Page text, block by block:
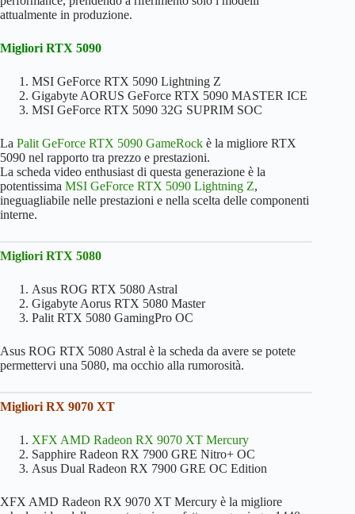
RTX 5060 Ti
(16GB)
601 180W –
RX 9060 XT
(16GB)
596 160W –
RX 7700 XT 595.6 245W
RTX 4060 Ti
RTX 3070 Ti 583.2 220W –
RTX 3070 572.1 250W
RX 6700 XT 541.2 230W
RTX 5060 Ti
(8GB)
530.5
RTX 3060 Ti 511.8 200W
RTX 2080
attualmente in produzione.
Migliori RTX 5090
MSI GeForce RTX 5090 Lightning Z
Gigabyte AORUS GeForce RTX 5090 MASTER ICE
MSI GeForce RTX 5090 32G SUPRIM SOC
La Palit GeForce RTX 5090 GameRock è la migliore RTX
5090 nel rapporto tra prezzo e prestazioni.
La scheda video enthusiast di questa generazione è la
potentissima MSI GeForce RTX 5090 Lightning Z,
ineguagliabile nelle prestazioni e nella scelta delle componenti
interne.
Migliori RTX 5080
Asus ROG RTX 5080 Astral
Gigabyte Aorus RTX 5080 Master
Palit RTX 5080 GamingPro OC
Asus ROG RTX 5080 Astral è la scheda da avere se potete
permettervi una 5080, ma occhio alla rumorosità.
Migliori RX 9070 XT
XFX AMD Radeon RX 9070 XT Mercury
Sapphire Radeon RX 7900 GRE Nitro+ OC
Asus Dual Radeon RX 7900 GRE OC Edition
XFX AMD Radeon RX 9070 XT Mercury è la migliore